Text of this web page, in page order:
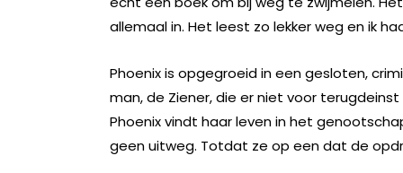
allemaal in. Het leest zo lekker weg en ik
Phoenix is opgegroeid in een gesloten,
man, de Ziener, die er niet voor
Phoenix vindt haar leven in het
geen uitweg. Totdat ze op een dat de